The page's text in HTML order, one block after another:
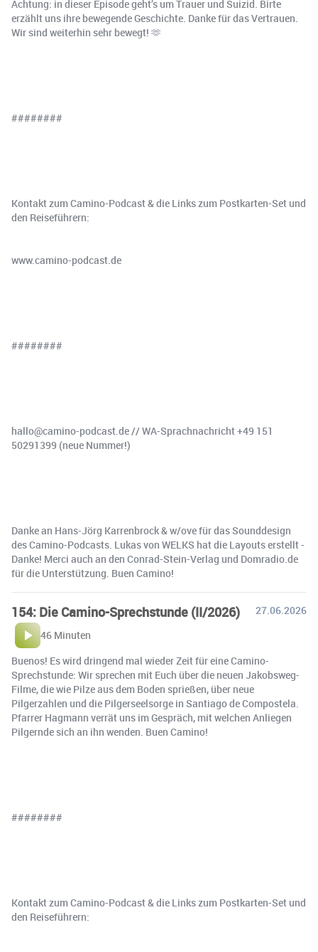
Achtung: in dieser Episode geht’s um Trauer und Suizid. Birte
erzählt uns ihre bewegende Geschichte. Danke für das Vertrauen.
Wir sind weiterhin sehr bewegt! 🫶
########
Kontakt zum Camino-Podcast & die Links zum Postkarten-Set und
den Reiseführern:
www.⁠⁠⁠⁠⁠⁠⁠⁠⁠⁠⁠⁠⁠camino-podcast.de⁠⁠⁠⁠⁠⁠⁠⁠⁠⁠⁠⁠⁠
########
hallo@camino-podcast.de⁠⁠⁠⁠⁠⁠ // ⁠⁠⁠⁠WA-Sprachnachricht +49 151
50291399 (neue Nummer!)
Danke an Hans-Jörg Karrenbrock & w/ove für das Sounddesign
des Camino-Podcasts. Lukas von WELKS hat die Layouts erstellt -
Danke! Merci auch an den Conrad-Stein-Verlag und ⁠⁠Domradio.de⁠⁠
für die Unterstützung. Buen Camino!
154: Die Camino-Sprechstunde (II/2026)
27.06.2026
46 Minuten
Buenos! Es wird dringend mal wieder Zeit für eine Camino-
Sprechstunde: Wir sprechen mit Euch über die neuen Jakobsweg-
Filme, die wie Pilze aus dem Boden sprießen, über neue
Pilgerzahlen und die Pilgerseelsorge in Santiago de Compostela.
Pfarrer Hagmann verrät uns im Gespräch, mit welchen Anliegen
Pilgernde sich an ihn wenden. Buen Camino!
########
Kontakt zum Camino-Podcast & die Links zum Postkarten-Set und
den Reiseführern: